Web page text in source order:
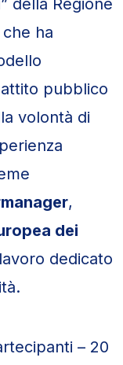
della Regione
ha
pubblico
volontà di
,
dei
dedicato
– 20